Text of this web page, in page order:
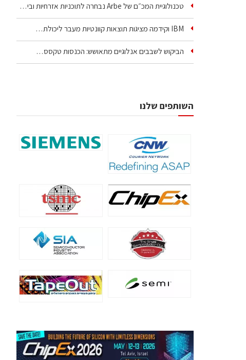
טכנולוגיית המכ״ם של Arbe נבחרה לתוכניות אזרחיות וביטחוניות
IBM וקידמה מציגות תוצאות קוונטיות מעבר ליכולת…
הביקוש לשבבים אנלוגיים מתאושש: הכנסות טקסס…
השותפים שלנו